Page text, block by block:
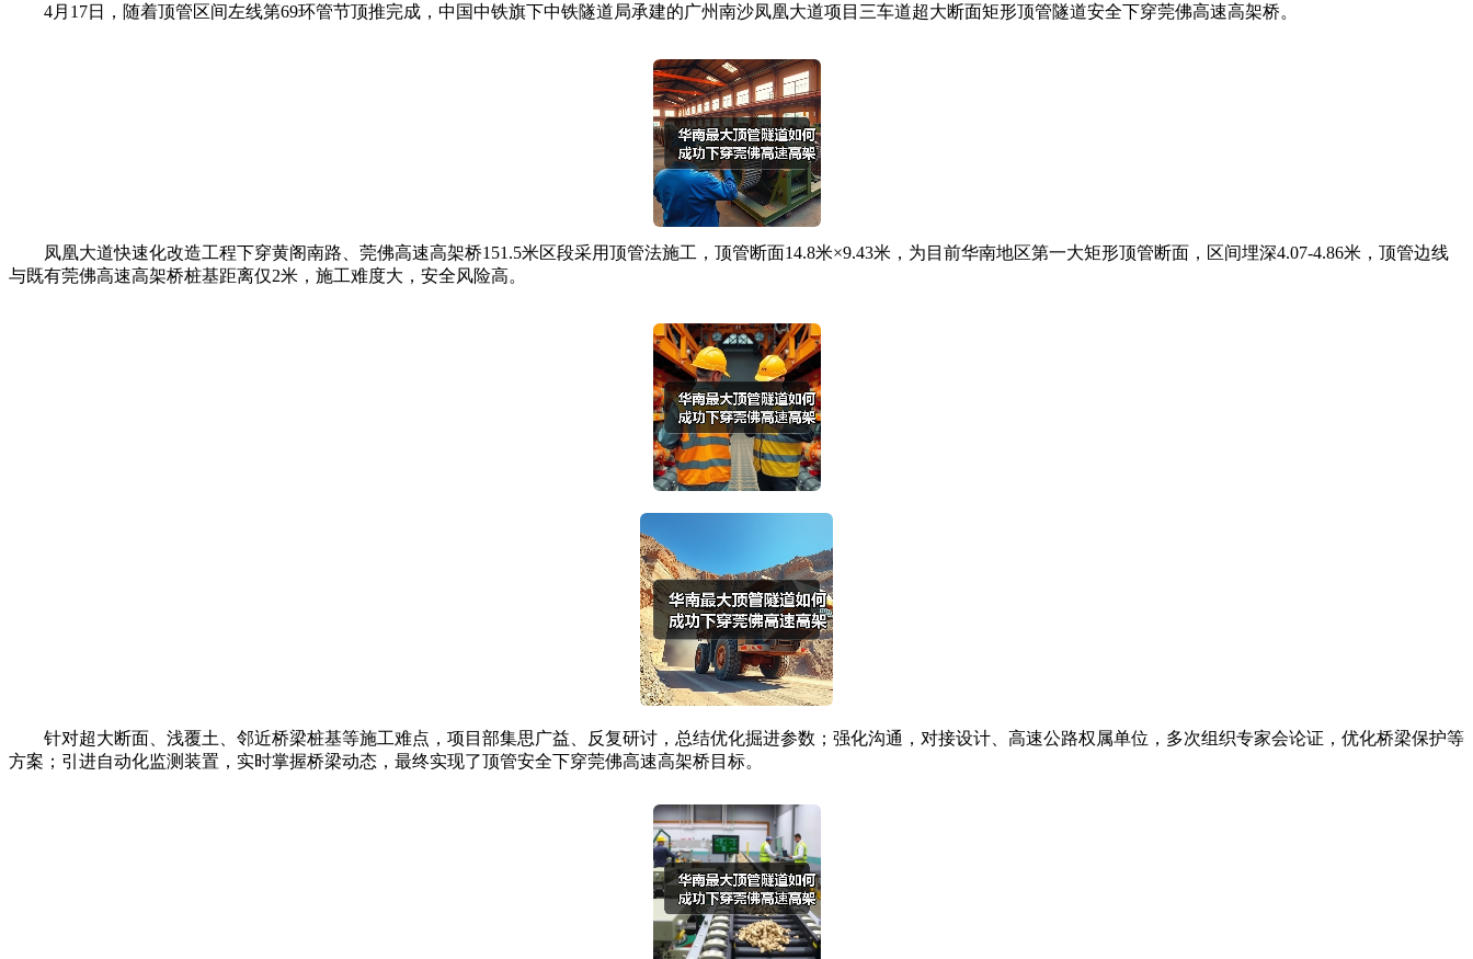
4月17日，随着顶管区间左线第69环管节顶推完成，中国中铁旗下中铁隧道局承建的广州南沙凤凰大道项目三车道超大断面矩形顶管隧道安全下穿莞佛高速高架桥。
凤凰大道快速化改造工程下穿黄阁南路、莞佛高速高架桥151.5米区段采用顶管法施工，顶管断面14.8米×9.43米，为目前华南地区第一大矩形顶管断面，区间埋深4.07-4.86米，顶管边线
与既有莞佛高速高架桥桩基距离仅2米，施工难度大，安全风险高。
针对超大断面、浅覆土、邻近桥梁桩基等施工难点，项目部集思广益、反复研讨，总结优化掘进参数；强化沟通，对接设计、高速公路权属单位，多次组织专家会论证，优化桥梁保护等
方案；引进自动化监测装置，实时掌握桥梁动态，最终实现了顶管安全下穿莞佛高速高架桥目标。